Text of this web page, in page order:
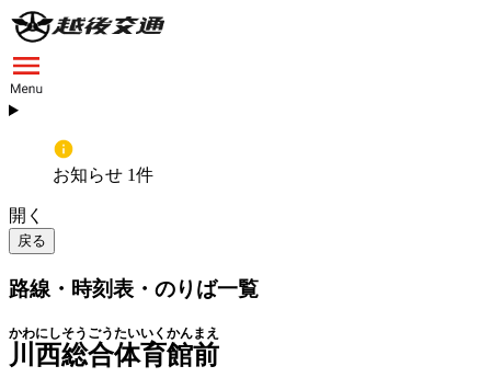
お知らせ 1件
開く
戻る
路線・時刻表・のりば一覧
川西総合体育館前
かわにしそうごうたいいくかんまえ